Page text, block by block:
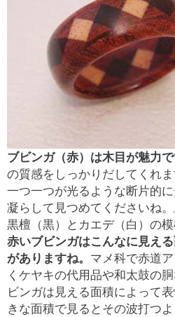
ブビンガ（赤）は木目が魅力で
の質感をしっかりだしてくれ
一つ一つが光るような断片的
凝らして見つめてくださいね
黒檀（黒）とカエデ（白）の模
赤いブビンガはこんなに見え
がありますね。 マメ科で赤道
くケヤキの代用品や和太鼓の
ビンガは見える面積によって
きな面積で見るとその波打つ